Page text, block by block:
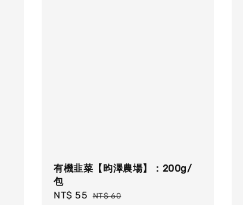
有機韭菜【昀澤農場】：200g/
包
Sale
NT$ 55 Regular
NT$ 60